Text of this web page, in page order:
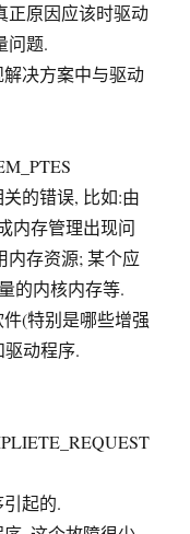
正原因应该时驱动
问题.
决方案中与驱动
的错误, 比如:由
内存管理出现问
内存资源; 某个应
的内核内存等.
(特别是哪些增强
动程序.
起的.